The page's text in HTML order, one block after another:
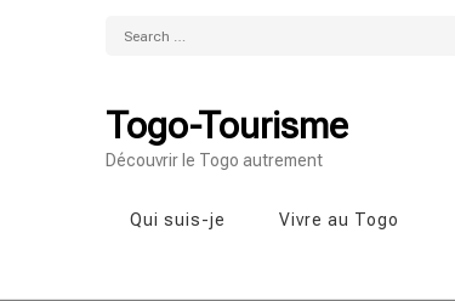
Search
Togo-Tourisme
Découvrir le Togo autrement
Qui suis-je Vivre au Togo